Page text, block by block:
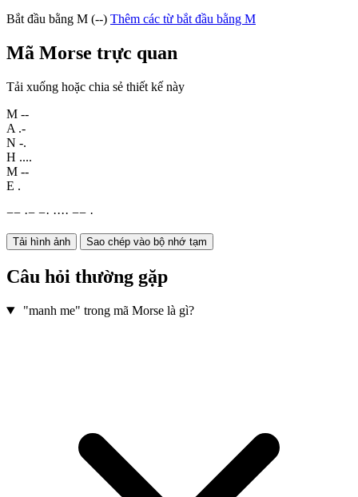
Bắt đầu bằng M (--) Thêm các từ bắt đầu bằng M
Mã Morse trực quan
Tải xuống hoặc chia sẻ thiết kế này
M --
A .-
N -.
H ....
M --
E .
−− ·− −· ···· −− ·
Tải hình ảnh Sao chép vào bộ nhớ tạm
Câu hỏi thường gặp
"manh me" trong mã Morse là gì?